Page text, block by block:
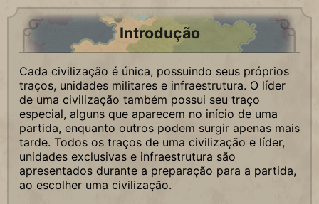
Introdução
Cada civilização é única, possuindo seus próprios
traços, unidades militares e infraestrutura. O líder
de uma civilização também possui seu traço
especial, alguns que aparecem no início de uma
partida, enquanto outros podem surgir apenas mais
tarde. Todos os traços de uma civilização e líder,
unidades exclusivas e infraestrutura são
apresentados durante a preparação para a partida,
ao escolher uma civilização.